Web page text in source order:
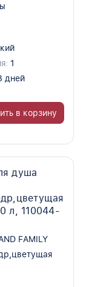
1
дней
в корзину
душа
л, 110044-
FAMILY